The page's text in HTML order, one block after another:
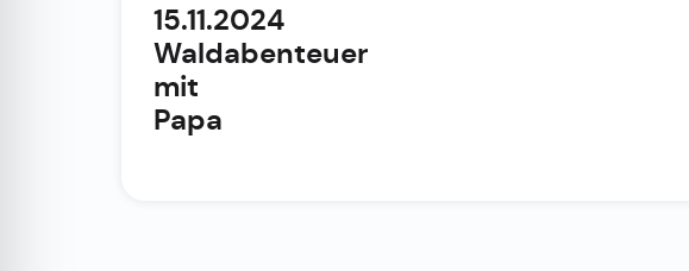
15.11.2024
Waldabenteuer
mit
Papa